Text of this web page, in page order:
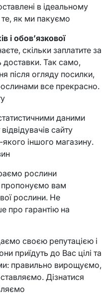
в ідеальному
те, як ми пакуємо
і обов’язкової
скільки заплатите за
доставки. Так само,
після огляду посилки,
все прекрасно.
даними
сайту
якого іншого магазину.
рослини
пропонуємо вам
рослини. Не
про гарантію на
своєю репутацією і
приїдуть до Вас цілі та
правильно вирощуємо,
Дізнатися